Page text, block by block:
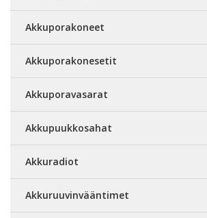
Akkuporakoneet
Akkuporakonesetit
Akkuporavasarat
Akkupuukkosahat
Akkuradiot
Akkuruuvinvääntimet